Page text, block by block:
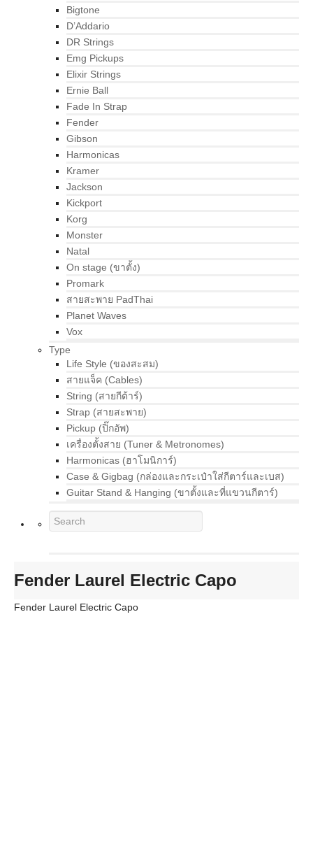
Bigtone
D’Addario
DR Strings
Emg Pickups
Elixir Strings
Ernie Ball
Fade In Strap
Fender
Gibson
Harmonicas
Kramer
Jackson
Kickport
Korg
Monster
Natal
On stage (ขาตั้ง)
Promark
สายสะพาย PadThai
Planet Waves
Vox
Type
Life Style (ของสะสม)
สายแจ็ค (Cables)
String (สายกีต้าร์)
Strap (สายสะพาย)
Pickup (ปิ๊กอัพ)
เครื่องตั้งสาย (Tuner & Metronomes)
Harmonicas (ฮาโมนิการ์)
Case & Gigbag (กล่องและกระเป๋าใส่กีตาร์และเบส)
Guitar Stand & Hanging (ขาตั้งและที่แขวนกีตาร์)
Fender Laurel Electric Capo
Fender Laurel Electric Capo